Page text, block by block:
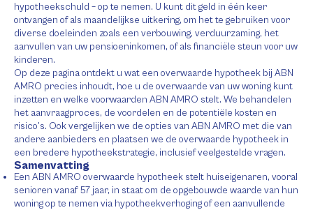
hypotheekschuld – op te nemen. U kunt dit geld in één keer
ontvangen of als maandelijkse uitkering, om het te gebruiken voor
diverse doeleinden zoals een verbouwing, verduurzaming, het
aanvullen van uw pensioeninkomen, of als financiële steun voor uw
kinderen.
Op deze pagina ontdekt u wat een overwaarde hypotheek bij ABN
AMRO precies inhoudt, hoe u de overwaarde van uw woning kunt
inzetten en welke voorwaarden ABN AMRO stelt. We behandelen
het aanvraagproces, de voordelen en de potentiële kosten en
risico’s. Ook vergelijken we de opties van ABN AMRO met die van
andere aanbieders en plaatsen we de overwaarde hypotheek in
een bredere hypotheekstrategie, inclusief veelgestelde vragen.
Samenvatting
Een ABN AMRO overwaarde hypotheek stelt huiseigenaren, vooral
senioren vanaf 57 jaar, in staat om de opgebouwde waarde van hun
woning op te nemen via hypotheekverhoging of een aanvullende